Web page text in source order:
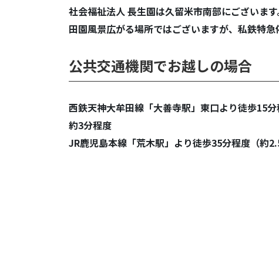
社会福祉法人 長生園は久留米市南部にございます
田園風景広がる場所ではございますが、私鉄特
公共交通機関でお越しの場合
西鉄天神大牟田線「大善寺駅」東口より徒歩15
約3分程度
JR鹿児島本線「荒木駅」より徒歩35分程度（約